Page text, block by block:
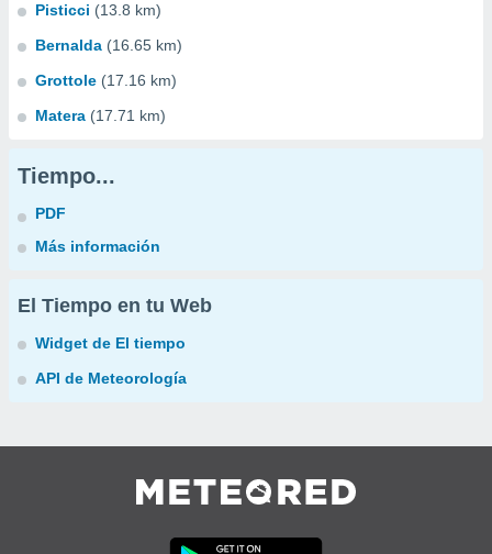
Pisticci (13.8 km)
Bernalda (16.65 km)
Grottole (17.16 km)
Matera (17.71 km)
Tiempo...
PDF
Más información
El Tiempo en tu Web
Widget de El tiempo
API de Meteorología